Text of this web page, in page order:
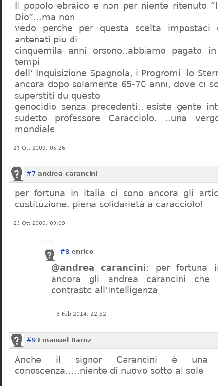
Il popolo ebraico e non per niente ritenuto
Dio”…ma non
vedo perche per questa scelta
antenati piu di
cinquemila anni orsono..abbiamo pagato
tempi
dell’ Inquisizione Spagnola, i Progromi, lo
ancora dopo solamente 65-70 anni, dove ci
superstiti du questo
genocidio senza precedenti…esiste gente
sudetto professore Caracciolo. ..una
mondiale
23 Ott 2009, 05:26
#7 andrea carancini
per fortuna in italia ci sono ancora gli
costituzione. piena solidarietà a caracciolo!
23 Ott 2009, 09:09
#8 enrico
@andrea carancini: per fortuna
ancora gli andrea carancini
contrasto all’Intelligenza
3 Feb 2014, 22:52
#9 Emanuel Baroz
Anche il signor Carancini è una
conoscenza…..niente di nuovo sotto al sole